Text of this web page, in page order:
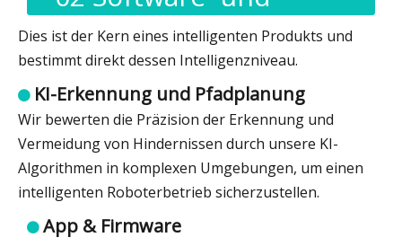
Algorithmentests
Dies ist der Kern eines intelligenten Produkts und
bestimmt direkt dessen Intelligenzniveau.
 KI-Erkennung und Pfadplanung
Wir bewerten die Präzision der Erkennung und
Vermeidung von Hindernissen durch unsere KI-
Algorithmen in komplexen Umgebungen, um einen
intelligenten Roboterbetrieb sicherzustellen.
 App & Firmware